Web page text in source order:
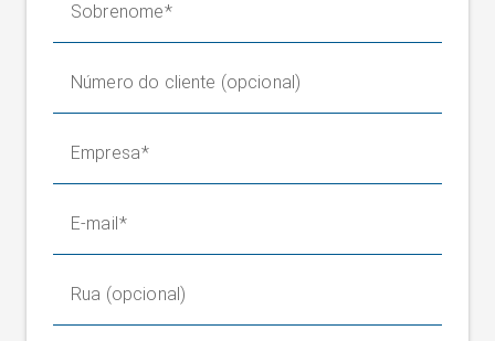
Sobrenome
Número do cliente (opcional)
Empresa
E-mail
Rua (opcional)